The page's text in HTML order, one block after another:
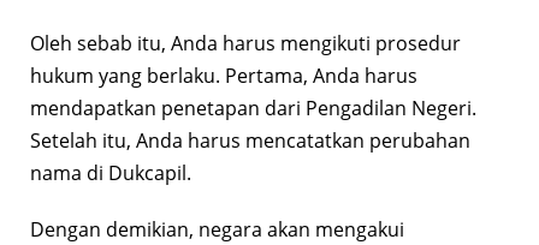
Oleh sebab itu, Anda harus mengikuti prosedur
hukum yang berlaku. Pertama, Anda harus
mendapatkan penetapan dari Pengadilan Negeri.
Setelah itu, Anda harus mencatatkan perubahan
nama di Dukcapil.
Dengan demikian, negara akan mengakui